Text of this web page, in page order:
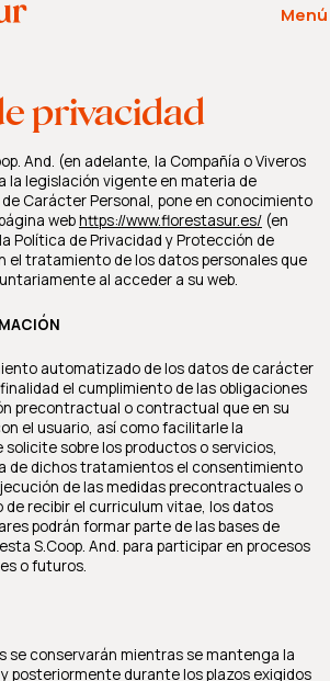
Menú
privacidad
And. (en adelante, la Compañía o Viveros
la legislación vigente en materia de
Carácter Personal, pone en conocimiento
webhttps://www.florestasur.es/ (en
Política de Privacidad y Protección de
el tratamiento de los datos personales que
al acceder a su web.
automatizado de los datos de carácter
el cumplimiento de las obligaciones
precontractual o contractual que en su
el usuario, así como facilitarle la
sobre los productos o servicios,
de dichos tratamientos el consentimiento
de las medidas precontractuales o
de recibir el curriculum vitae, los datos
podrán formar parte de las bases de
S.Coop. And. para participar en procesos
o futuros.
se conservarán mientras se mantenga la
posteriormente durante los plazos exigidos